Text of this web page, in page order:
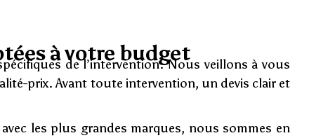
à votre budget
de l’intervention. Nous veillons à vous
prix. Avant toute intervention, un devis clair et
les plus grandes marques, nous sommes en